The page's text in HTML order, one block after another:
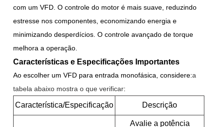
com um VFD. O controle do motor é mais suave, reduzindo
estresse nos componentes, economizando energia e
minimizando desperdícios. O controle avançado de torque
melhora a operação.
Características e Especificações Importantes
Ao escolher um VFD para entrada monofásica, considere:a
tabela abaixo mostra o que verificar:
Característica/Especificação Descrição
Avalie a potência